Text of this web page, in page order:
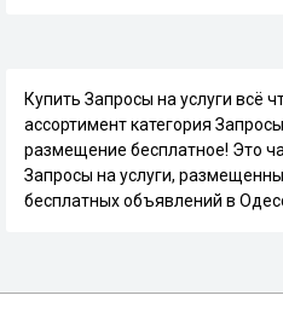
Купить Запросы на услуги всё
ассортимент категория
размещение бесплатное! Это
Запросы на услуги,
бесплатных объявлений в